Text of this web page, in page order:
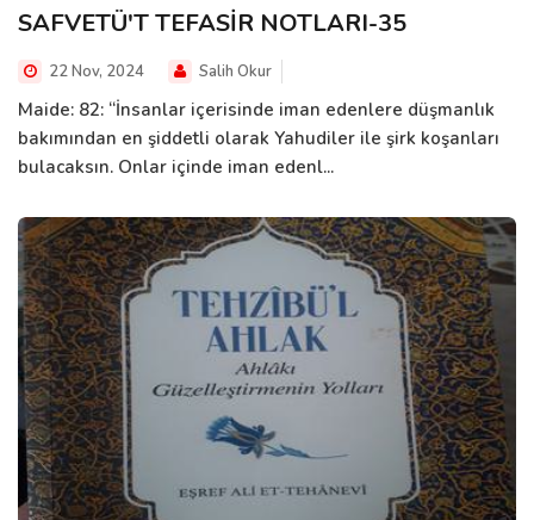
SAFVETÜ'T TEFASİR NOTLARI-35
22 Nov, 2024 Salih Okur
Maide: 82: “İnsanlar içerisinde iman edenlere düşmanlık
bakımından en şiddetli olarak Yahudiler ile şirk koşanları
bulacaksın. Onlar içinde iman edenl...